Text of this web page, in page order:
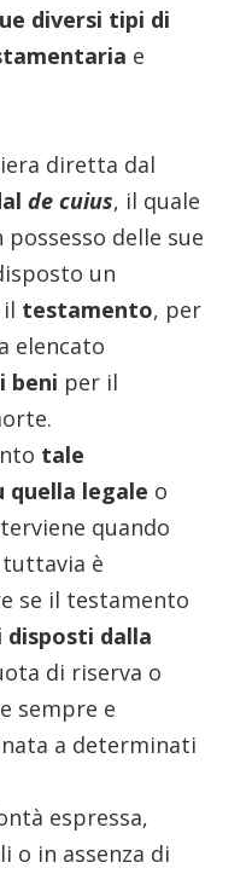
diversi tipi di
e
diretta dal
de cuius, il quale
delle sue
un
testamento, per
elencato
beni per il
tale
quella legale o
quando
è
se il testamento
disposti dalla
di riserva o
sempre e
a determinati
espressa,
o in assenza di